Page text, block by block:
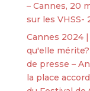
– Cannes, 20
sur les VHSS-
Cannes 2024
qu'elle
de presse –
la place